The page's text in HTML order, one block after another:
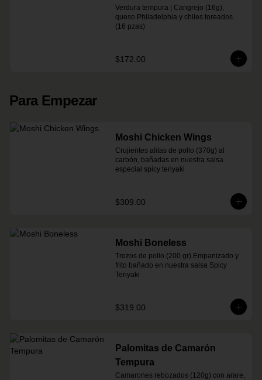
Verdura tempura | Cangrejo (16g),
queso Philadelphia y chiles toreados.
(16 pzas)
$172.00
Para Empezar
Moshi Chicken Wings
Crujientes alitas de pollo (370g) al
carbón, bañadas en nuestra salsa
especial spicy teriyaki
$309.00
Moshi Boneless
Trozos de pollo (200 gr) Empanizado y
frito bañado en nuestra salsa Spicy
Teriyaki
$319.00
Palomitas de Camarón
Tempura
Camarones rebozados (120g) con arare,